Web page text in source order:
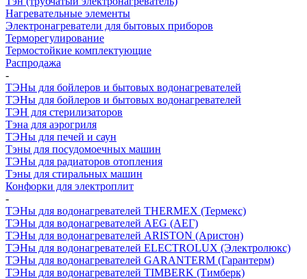
Нагревательные элементы
Электронагреватели для бытовых приборов
Терморегулирование
Термостойкие комплектующие
Распродажа
-
ТЭНы для бойлеров и бытовых водонагревателей
ТЭНы для бойлеров и бытовых водонагревателей
ТЭН для стерилизаторов
Тэна для аэрогриля
ТЭНы для печей и саун
Тэны для посудомоечных машин
ТЭНы для радиаторов отопления
Тэны для стиральных машин
Конфорки для электроплит
-
ТЭНы для водонагревателей THERMEX (Термекс)
ТЭНы для водонагревателей AEG (АЕГ)
ТЭНы для водонагревателей ARISTON (Аристон)
ТЭНы для водонагревателей ELECTROLUX (Электролюкс)
ТЭНы для водонагревателей GARANTERM (Гарантерм)
ТЭНы для водонагревателей TIMBERK (Тимберк)